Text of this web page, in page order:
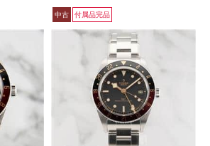
中古 付属品完品